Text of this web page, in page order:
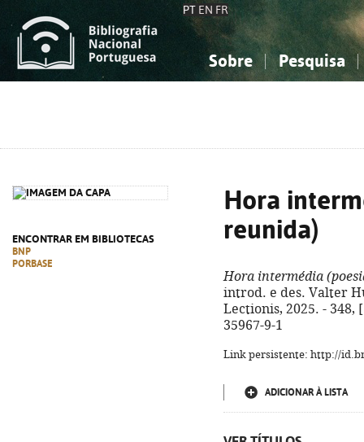
PT EN FR
Sobre Pesquisa
ENCONTRAR EM BIBLIOTECAS
BNP
PORBASE
Hora
reunida)
Hora intermédia
introd. e des. Valter
Lectionis, 2025. - 348,
35967-9-1
Link persistente: http://
ADICIONAR À LISTA